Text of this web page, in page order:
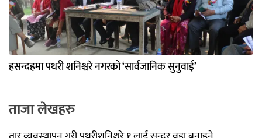
हसन्दहमा पथरी शनिश्चरे नगरको ‘सार्वजानिक सुनुवाई’
ताजा लेखहरु